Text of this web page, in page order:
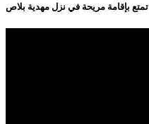
تمتع بإقامة مريحة في نزل مهدية بلاص